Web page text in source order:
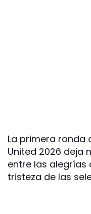
La primera ronda
United 2026 deja
entre las alegrías
tristeza de las